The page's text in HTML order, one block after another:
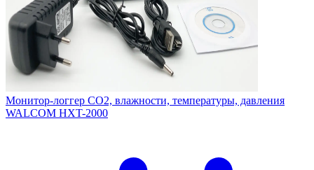
Монитор-логгер CO2, влажности, температуры, давления
WALCOM HXT-2000